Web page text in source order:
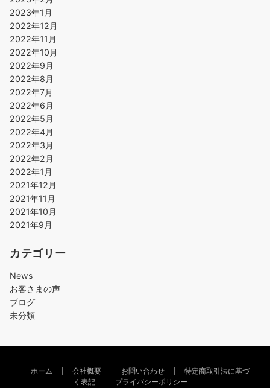
2023年1月
2022年12月
2022年11月
2022年10月
2022年9月
2022年8月
2022年7月
2022年6月
2022年5月
2022年4月
2022年3月
2022年2月
2022年1月
2021年12月
2021年11月
2021年10月
2021年9月
カテゴリー
News
お客さまの声
ブログ
未分類
ホーム 会社概要 お問い合わせ
特定商取引法に基づ
く表記
プライバシーポリシー